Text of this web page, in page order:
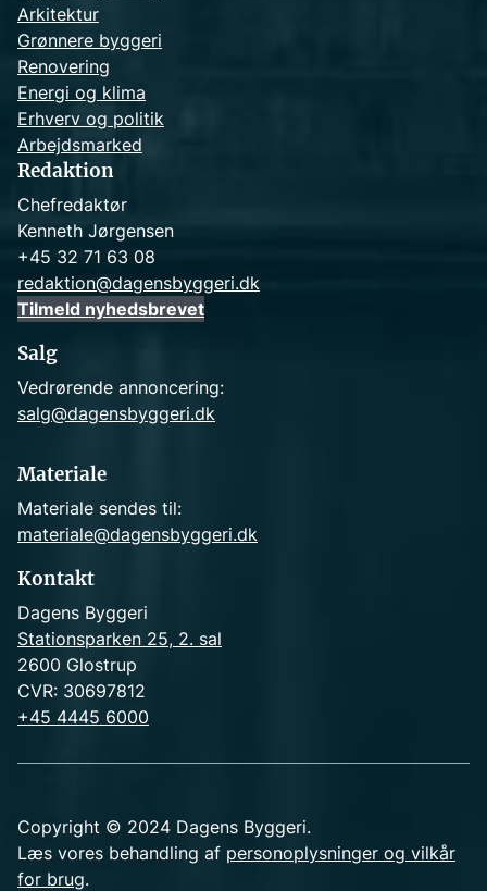
Arkitektur
Grønnere byggeri
Renovering
Energi og klima
Erhverv og politik
Arbejdsmarked
Redaktion
Chefredaktør
Kenneth Jørgensen
+45 32 71 63 08
redaktion@dagensbyggeri.dk
Tilmeld nyhedsbrevet
Salg
Vedrørende annoncering:
salg@dagensbyggeri.dk
Materiale
Materiale sendes til:
materiale@dagensbyggeri.dk
Kontakt
Dagens Byggeri
Stationsparken 25, 2. sal
2600 Glostrup
CVR: 30697812
+45 4445 6000
Copyright © 2024 Dagens Byggeri.
Læs vores behandling af personoplysninger og vilkår
for brug.